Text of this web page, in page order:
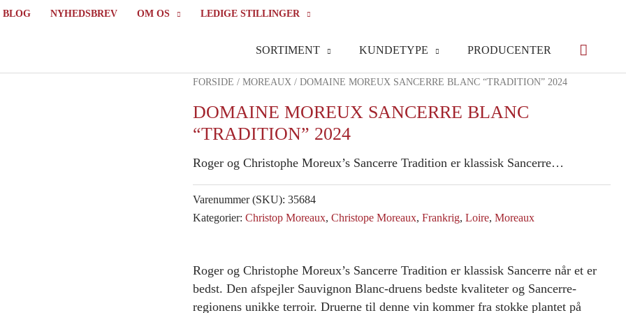
BLOG NYHEDSBREV OM OS LEDIGE STILLINGER
SORTIMENT KUNDETYPE PRODUCENTER
FORSIDE / MOREAUX / DOMAINE MOREUX SANCERRE BLANC “TRADITION” 2024
DOMAINE MOREUX SANCERRE BLANC
“TRADITION” 2024
Roger og Christophe Moreux’s Sancerre Tradition er klassisk Sancerre…
Varenummer (SKU): 35684
Kategorier: Christop Moreaux, Christope Moreaux, Frankrig, Loire, Moreaux
Roger og Christophe Moreux’s Sancerre Tradition er klassisk Sancerre når et er
bedst. Den afspejler Sauvignon Blanc-druens bedste kvaliteter og Sancerre-
regionens unikke terroir. Druerne til denne vin kommer fra stokke plantet på